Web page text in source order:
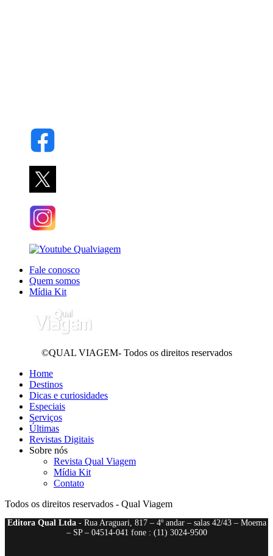
Fale conosco
Quem somos
Mídia Kit
©QUAL VIAGEM- Todos os direitos reservados
Home
Destinos
Dicas e curiosidades
Especiais
Serviços
Últimas
Revistas Digitais
Sobre nós
Revista Qual Viagem
Mídia Kit
Contato
Todos os direitos reservados - Qual Viagem
Editora Qual Ltda- Rua Araguari, 817 – 4º andar – salas 42/43 – Moema
– SP – 04514-041 fone : (11) 3024-9500